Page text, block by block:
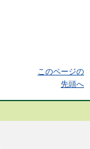
このページの
先頭へ